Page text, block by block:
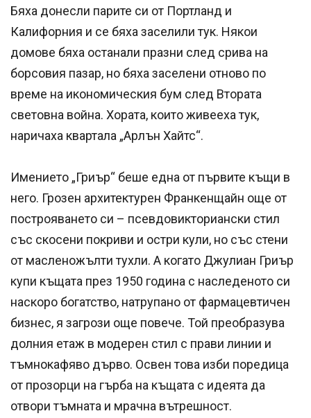
Бяха донесли парите си от Портланд и
Калифорния и се бяха заселили тук. Някои
домове бяха останали празни след срива на
борсовия пазар, но бяха заселени отново по
време на икономическия бум след Втората
световна война. Хората, които живееха тук,
наричаха квартала „Арлън Хайтс“.
Имението „Гриър“ беше една от първите къщи в
него. Грозен архитектурен Франкенщайн още от
построяването си – псевдовикториански стил
със скосени покриви и остри кули, но със стени
от масленожълти тухли. А когато Джулиан Гриър
купи къщата през 1950 година с наследеното си
наскоро богатство, натрупано от фармацевтичен
бизнес, я загрози още повече. Той преобразува
долния етаж в модерен стил с прави линии и
тъмнокафяво дърво. Освен това изби поредица
от прозорци на гърба на къщата с идеята да
отвори тъмната и мрачна вътрешност.